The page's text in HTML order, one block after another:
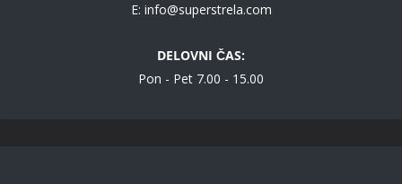
E: info@superstrela.com
DELOVNI ČAS:
Pon - Pet 7.00 - 15.00